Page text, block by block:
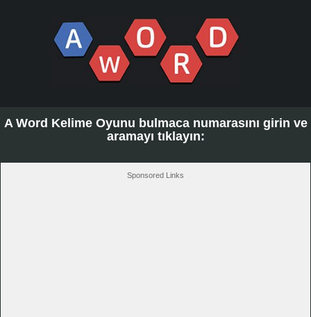
A Word Kelime Oyunu bulmaca numarasını girin ve
aramayı tıklayın:
Sponsored Links